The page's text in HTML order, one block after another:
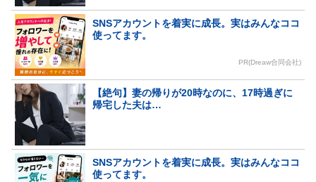
SNSアカウントを着実に成長。実はみんなココ
使ってます。
PR(Dreaw合同会社)
【絶句】妻の帰りが20時なのに、17時過ぎに
帰宅した夫は…
SNSアカウントを着実に成長。実はみんなココ
使ってます。